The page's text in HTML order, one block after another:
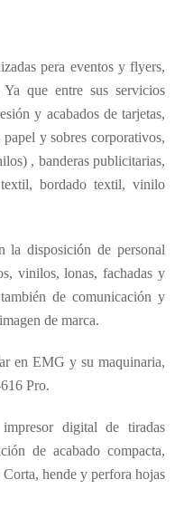
pera eventos y flyers,
que entre sus servicios
y acabados de tarjetas,
y sobres corporativos,
, banderas publicitarias,
textil, bordado textil, vinilo
la disposición de personal
vinilos, lonas, fachadas y
de comunicación y
de marca.
en EMG y su maquinaria,
Pro.
digital de tiradas
de acabado compacta,
hende y perfora hojas